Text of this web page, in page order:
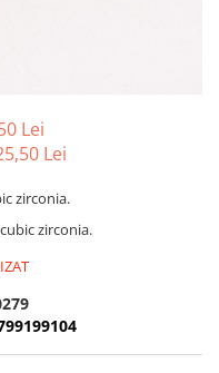
Lei
Lei
zirconia.
zirconia.